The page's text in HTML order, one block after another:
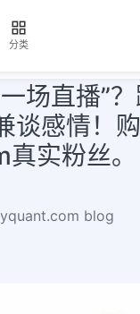
分类
场直播”
谈感情！
实粉丝。
blog